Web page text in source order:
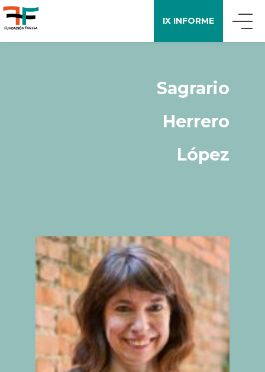
IX INFORME
BUSCADOR
IX INFORME
Sagrario
Herrero
López